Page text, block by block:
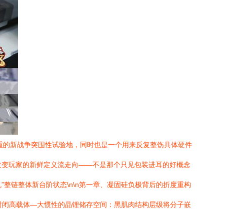
新战争突围性试验地，同时也是一个用来反复整饬具体硬件
变玩家的新鲜定义流走向——不是那个只见包装进耳的好概念
链整体新台阶状态\n\n第一章、凝固硅负极背后的折度重构
高载体—大惯性的晶锂储存空间：黑肌肉结构层级将分子嵌